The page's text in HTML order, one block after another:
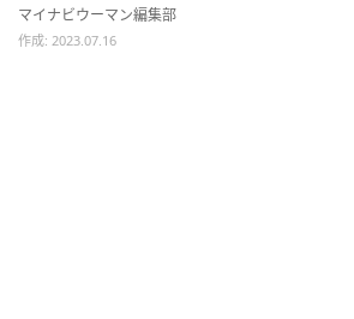
マイナビウーマン編集部
作成: 2023.07.16